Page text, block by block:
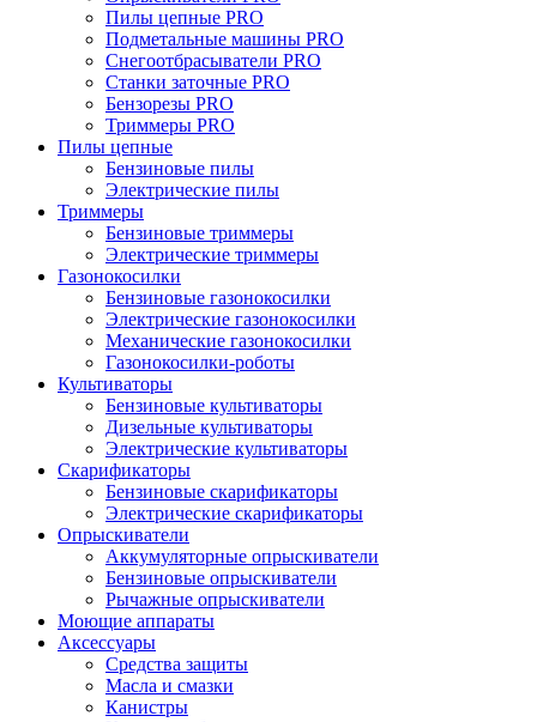
Пилы цепные PRO
Подметальные машины PRO
Снегоотбрасыватели PRO
Станки заточные PRO
Бензорезы PRO
Триммеры PRO
Пилы цепные
Бензиновые пилы
Электрические пилы
Триммеры
Бензиновые триммеры
Электрические триммеры
Газонокосилки
Бензиновые газонокосилки
Электрические газонокосилки
Механические газонокосилки
Газонокосилки-роботы
Культиваторы
Бензиновые культиваторы
Дизельные культиваторы
Электрические культиваторы
Скарификаторы
Бензиновые скарификаторы
Электрические скарификаторы
Опрыскиватели
Аккумуляторные опрыскиватели
Бензиновые опрыскиватели
Рычажные опрыскиватели
Моющие аппараты
Аксессуары
Средства защиты
Масла и смазки
Канистры